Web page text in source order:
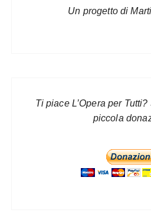
Un progetto di
Ti piace L’Opera per
piccola